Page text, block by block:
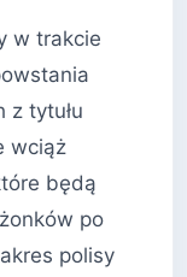
w trakcie
z tytułu
wciąż
będą
po
polisy